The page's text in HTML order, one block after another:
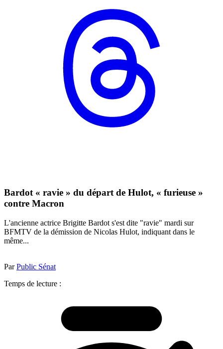
Bardot « ravie » du départ de Hulot, « furieuse »
contre Macron
L'ancienne actrice Brigitte Bardot s'est dite "ravie" mardi sur
BFMTV de la démission de Nicolas Hulot, indiquant dans le
même...
ParPublic Sénat
Temps de lecture :